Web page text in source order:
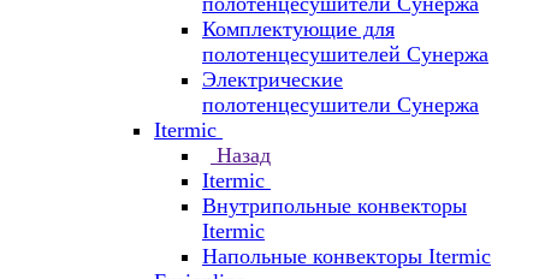
Комплектующие для
полотенцесушителей Сунержа
Электрические
полотенцесушители Сунержа
Itermic
Назад
Itermic
Внутрипольные конвекторы
Itermic
Напольные конвекторы Itermic